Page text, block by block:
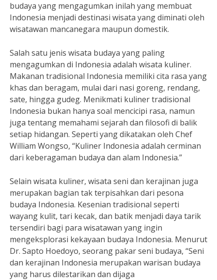
budaya yang mengagumkan inilah yang membuat
Indonesia menjadi destinasi wisata yang diminati oleh
wisatawan mancanegara maupun domestik.
Salah satu jenis wisata budaya yang paling
mengagumkan di Indonesia adalah wisata kuliner.
Makanan tradisional Indonesia memiliki cita rasa yang
khas dan beragam, mulai dari nasi goreng, rendang,
sate, hingga gudeg. Menikmati kuliner tradisional
Indonesia bukan hanya soal mencicipi rasa, namun
juga tentang memahami sejarah dan filosofi di balik
setiap hidangan. Seperti yang dikatakan oleh Chef
William Wongso, “Kuliner Indonesia adalah cerminan
dari keberagaman budaya dan alam Indonesia.”
Selain wisata kuliner, wisata seni dan kerajinan juga
merupakan bagian tak terpisahkan dari pesona
budaya Indonesia. Kesenian tradisional seperti
wayang kulit, tari kecak, dan batik menjadi daya tarik
tersendiri bagi para wisatawan yang ingin
mengeksplorasi kekayaan budaya Indonesia. Menurut
Dr. Sapto Hoedoyo, seorang pakar seni budaya, “Seni
dan kerajinan Indonesia merupakan warisan budaya
yang harus dilestarikan dan dijaga